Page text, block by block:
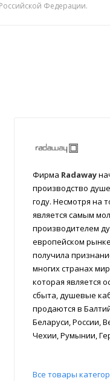
Федерации.
Фирма Radaway
производство
году. Несмотря на
является самым
производителем
европейском
получила
многих странах
которая является
сбыта, душевые
продаются в
Беларуси, России,
Чехии, Румынии,
Все товары